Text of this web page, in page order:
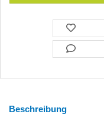
Beschreibung